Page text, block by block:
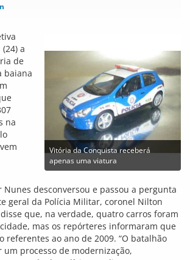
Vitória da Conquista receberá
apenas uma viatura
a
de
baiana
na
Nunes desconversou e passou a pergunta
geral da Polícia Militar, coronel Nilton
que, na verdade, quatro carros foram
mas os repórteres informaram que
referentes ao ano de 2009. “O batalhão
um processo de modernização,